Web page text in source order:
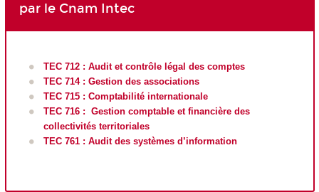
par le Cnam Intec
TEC 712 : Audit et contrôle légal des comptes
TEC 714 : Gestion des associations
TEC 715 : Comptabilité internationale
TEC 716 : Gestion comptable et financière des
collectivités territoriales
TEC 761 : Audit des systèmes d’information